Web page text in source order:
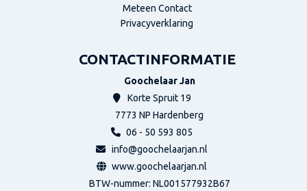
Meteen Contact
Privacyverklaring
CONTACTINFORMATIE
Goochelaar Jan
Korte Spruit 19
7773 NP Hardenberg
06 - 50 593 805
info@goochelaarjan.nl
www.goochelaarjan.nl
BTW-nummer: NL001577932B67